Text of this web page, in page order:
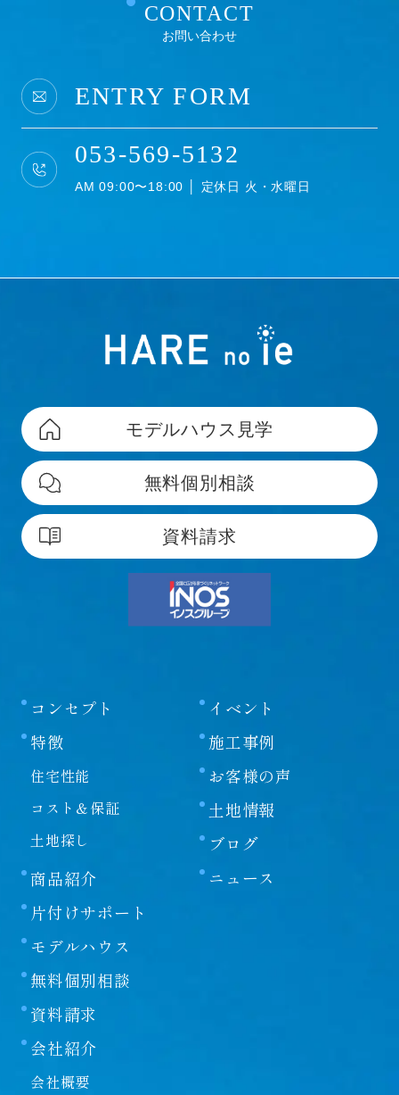
CONTACT
お問い合わせ
ENTRY FORM
053-569-5132
AM 09:00〜18:00 │ 定休日 火・水曜日
モデルハウス見学
無料個別相談
資料請求
コンセプト
特徴
住宅性能
コスト＆保証
土地探し
商品紹介
片付けサポート
イベント
施工事例
お客様の声
土地情報
ブログ
ニュース
モデルハウス
無料個別相談
資料請求
会社紹介
会社概要